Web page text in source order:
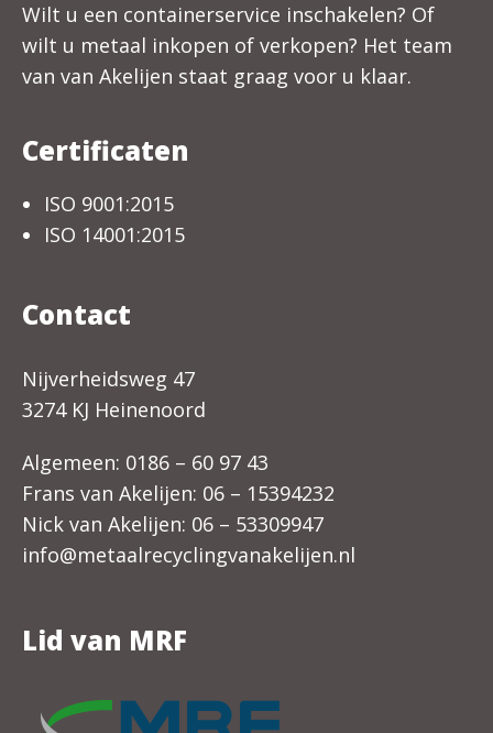
Wilt u een containerservice inschakelen? Of
wilt u metaal inkopen of verkopen? Het team
van van Akelijen staat graag voor u klaar.
Certificaten
ISO 9001:2015
ISO 14001:2015
Contact
Nijverheidsweg 47
3274 KJ Heinenoord
Algemeen: 0186 – 60 97 43
Frans van Akelijen: 06 – 15394232
Nick van Akelijen: 06 – 53309947
info@metaalrecyclingvanakelijen.nl
Lid van MRF